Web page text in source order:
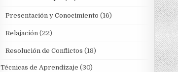
Presentación y Conocimiento (16)
Relajación(22)
Resolución de Conflictos (18)
Técnicas de Aprendizaje (30)